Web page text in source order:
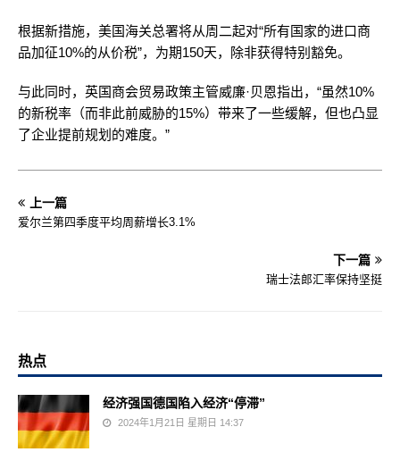
根据新措施，美国海关总署将从周二起对“所有国家的进口商
品加征10%的从价税”，为期150天，除非获得特别豁免。
与此同时，英国商会贸易政策主管威廉·贝恩指出，“虽然10%
的新税率（而非此前威胁的15%）带来了一些缓解，但也凸显
了企业提前规划的难度。”
上一篇
爱尔兰第四季度平均周薪增长3.1%
下一篇
瑞士法郎汇率保持坚挺
热点
经济强国德国陷入经济“停滞”
2024年1月21日 星期日 14:37